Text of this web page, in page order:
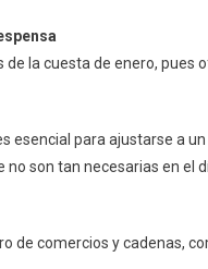
la cuesta de enero,
esencial para ajustarse a
son tan necesarias en el
de comercios y cadenas,